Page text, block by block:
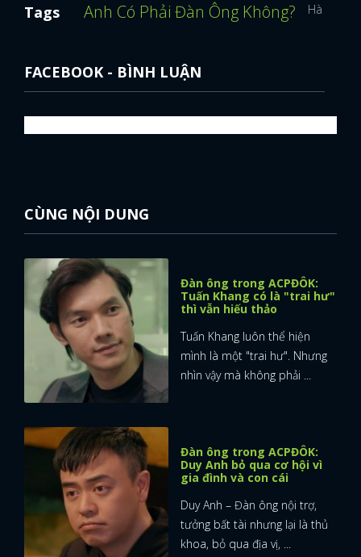
Tags Anh Có Phải Đàn Ông Không? Hà Việt
FACEBOOK - BÌNH LUẬN
CÙNG NỘI DUNG
Đàn ông trong ACPĐÔK:
Tuấn Khang có là "trai hư"
thì vẫn hiếu thảo
Tuấn Khang luôn thể hiện
mình là một "trai hư". Nhưng
nhìn vậy mà không phải ...
Đàn ông trong ACPĐÔK:
Duy Anh bỏ qua cơ hội vì
gia đình và con cái
Duy Anh – Đàn ông nội trợ,
tưởng bất tài nhưng lại là thủ
khoa, bỏ qua địa vị, ...